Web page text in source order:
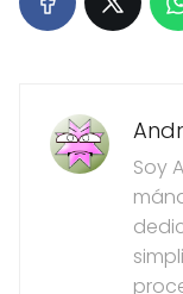
Soy